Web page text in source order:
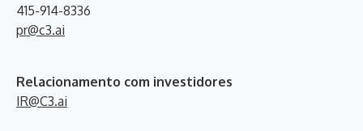
415-914-8336
pr@c3.ai
Relacionamento com investidores
IR@C3.ai